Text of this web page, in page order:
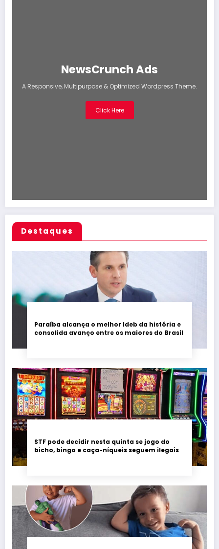
NewsCrunch Ads
A Responsive, Multipurpose & Optimized Wordpress Theme.
Click Here
Destaques
Paraíba alcança o melhor Ideb da história e
consolida avanço entre os maiores do Brasil
STF pode decidir nesta quinta se jogo do
bicho, bingo e caça-níqueis seguem ilegais